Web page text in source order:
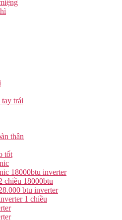
tay trái
thân
tốt
18000btu inverter
chiều 18000btu
btu inverter
1 chiều